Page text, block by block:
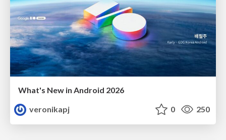
What's New in Android 2026
veronikapj
0 250